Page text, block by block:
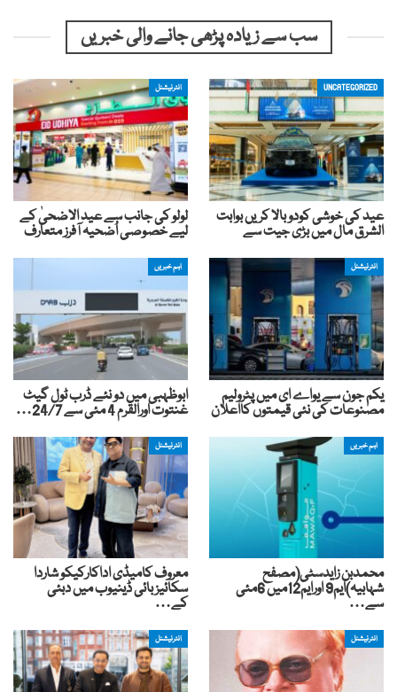
سب سے زیادہ پڑھی جانے والی خبریں
UNCATEGORIZED
عید کی خوشی کودوبالا کریں بوابت
الشرق مال میں بڑی جیت سے
انٹرنیشنل
لولو کی جانب سے عید الاضحیٰ کے
لیے خصوصی اُضحیہ آفرز متعارف
انٹرنیشنل
یکم جون سے یواے ای میں پٹرولیم
مصنوعات کی نئی قیمتوں کااعلان
اہم خبریں
ابوظہبی میں دو نئے ڈرب ٹول گیٹ
غنتوت اورالقرم 4 مئی سے 24/7…
اہم خبریں
محمدبن زایدسٹی(مصفح
شہابیہ)ایم9 اورایم12میں 6مئی
سے…
انٹرنیشنل
معروف کامیڈی اداکارکیکو شاردا
سکائیز بائی ڈینیوب میں دبئی
کے…
انٹرنیشنل انٹرنیشنل